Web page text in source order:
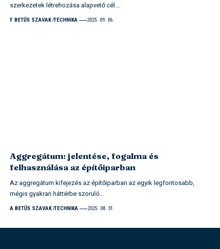
szerkezetek létrehozása alapvető cél.…
F BETŰS SZAVAK TECHNIKA 2025. 09. 06.
Aggregátum: jelentése, fogalma és
felhasználása az építőiparban
Az aggregátum kifejezés az építőiparban az egyik legfontosabb,
mégis gyakran háttérbe szoruló…
A BETŰS SZAVAK TECHNIKA 2025. 08. 31.